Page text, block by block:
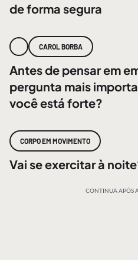
de forma segura
CAROL BORBA
Antes de pensar em
pergunta mais
você está forte?
CORPO EM MOVIMENTO
Vai se exercitar à
CONTINUA APÓS